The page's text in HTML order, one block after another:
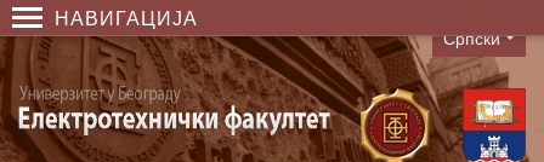
НАВИГАЦИЈА
Language
Српски